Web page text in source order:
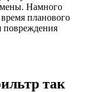
Намного
планового
повреждения
так